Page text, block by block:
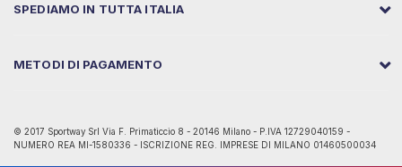
SPEDIAMO IN TUTTA ITALIA
METODI DI PAGAMENTO
© 2017 Sportway Srl Via F. Primaticcio 8 - 20146 Milano - P.IVA 12729040159 -
NUMERO REA MI-1580336 - ISCRIZIONE REG. IMPRESE DI MILANO 01460500034